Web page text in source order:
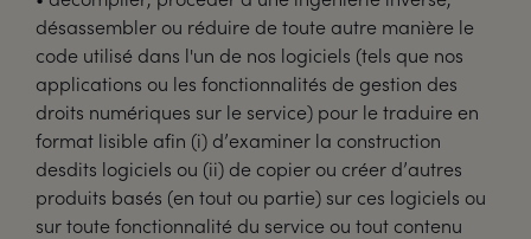
désassembler ou réduire de toute autre manière le
code utilisé dans l'un de nos logiciels (tels que nos
applications ou les fonctionnalités de gestion des
droits numériques sur le service) pour le traduire en
format lisible afin (i) d’examiner la construction
desdits logiciels ou (ii) de copier ou créer d’autres
produits basés (en tout ou partie) sur ces logiciels ou
sur toute fonctionnalité du service ou tout contenu